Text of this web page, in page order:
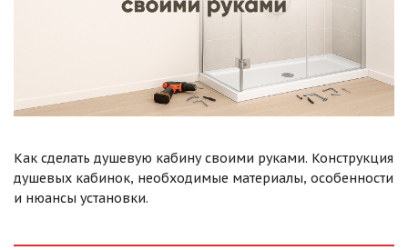
Как сделать душевую кабину своими руками. Конструкция
душевых кабинок, необходимые материалы, особенности
и нюансы установки.